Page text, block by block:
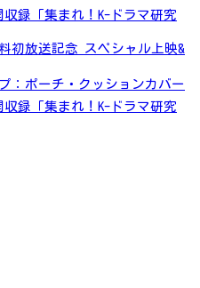
録「集まれ！K-ドラマ研究
初放送記念 スペシャル上映&
：ポーチ・クッションカバー
録「集まれ！K-ドラマ研究